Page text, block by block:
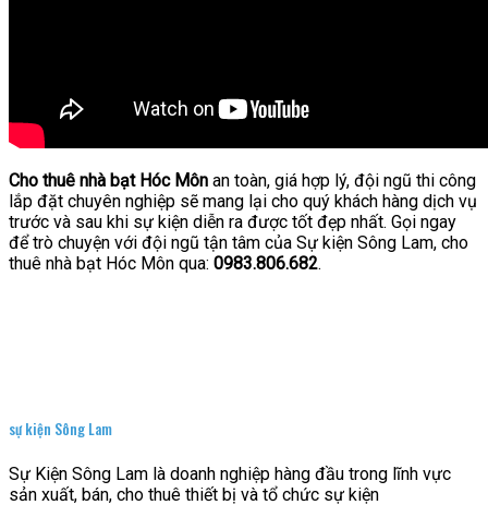
Cho thuê nhà bạt Hóc Môn an toàn, giá hợp lý, đội ngũ thi công
lắp đặt chuyên nghiệp sẽ mang lại cho quý khách hàng dịch vụ
trước và sau khi sự kiện diễn ra được tốt đẹp nhất. Gọi ngay
để trò chuyện với đội ngũ tận tâm của Sự kiện Sông Lam, cho
thuê nhà bạt Hóc Môn qua: 0983.806.682.
sự kiện Sông Lam
Sự Kiện Sông Lam là doanh nghiệp hàng đầu trong lĩnh vực
sản xuất, bán, cho thuê thiết bị và tổ chức sự kiện